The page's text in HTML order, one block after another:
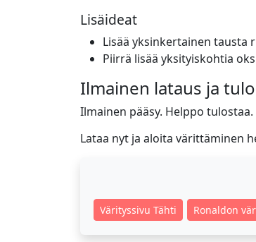
Lisäideat
Lisää yksinkertainen tausta
Piirrä lisää yksityiskohtia
Ilmainen lataus ja
Ilmainen pääsy. Helppo
Lataa nyt ja aloita värittäminen
Värityssivu Tähti Ronaldon